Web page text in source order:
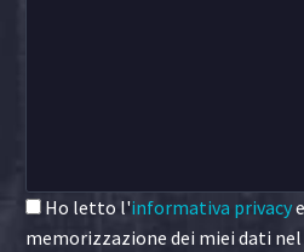
Ho letto l'informativa privacy
memorizzazione dei miei dati